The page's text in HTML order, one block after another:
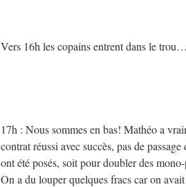
Vers 16h les copains entrent dans le trou…
17h : Nous sommes en bas! Mathéo a
contrat réussi avec succès, pas de
ont été posés, soit pour doubler des
On a du louper quelques fracs car on